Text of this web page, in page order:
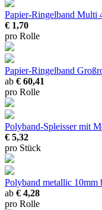
Papier-Ringelband Multi
€ 1,70
pro Rolle
Papier-Ringelband
ab € 60,41
pro Rolle
Polyband-Spleissermit
€ 5,32
pro Stück
Polyband metallic 10mm
ab € 4,28
pro Rolle